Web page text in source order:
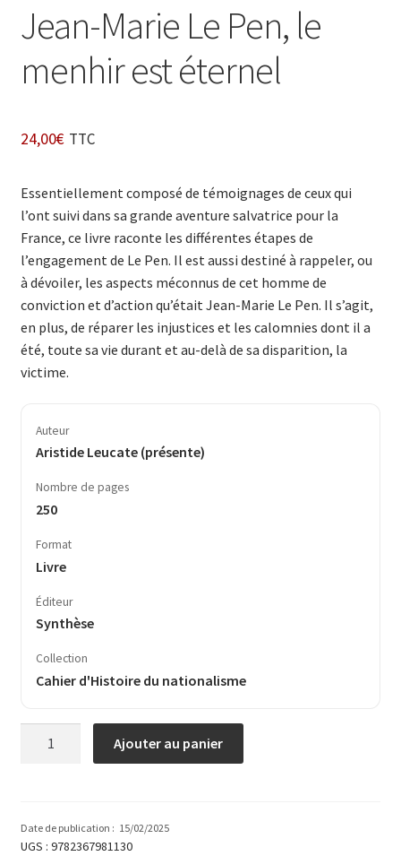
Jean-Marie Le Pen, le
menhir est éternel
24,00€ TTC
Essentiellement composé de témoignages de ceux qui
l’ont suivi dans sa grande aventure salvatrice pour la
France, ce livre raconte les différentes étapes de
l’engagement de Le Pen. Il est aussi destiné à rappeler, ou
à dévoiler, les aspects méconnus de cet homme de
conviction et d’action qu’était Jean-Marie Le Pen. Il s’agit,
en plus, de réparer les injustices et les calomnies dont il a
été, toute sa vie durant et au-delà de sa disparition, la
victime.
Auteur
Aristide Leucate (présente)
Nombre de pages
250
Format
Livre
Éditeur
Synthèse
Collection
Cahier d'Histoire du nationalisme
Le
Pen,
Ajouter au panier
Date de publication : 15/02/2025
UGS : 9782367981130